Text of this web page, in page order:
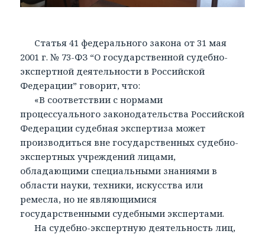
Статья 41 федерального закона от 31 мая
2001 г. № 73-ФЗ “О государственной судебно-
экспертной деятельности в Российской
Федерации” говорит, что:
«В соответствии с нормами
процессуального законодательства Российской
Федерации судебная экспертиза может
производиться вне государственных судебно-
экспертных учреждений лицами,
обладающими специальными знаниями в
области науки, техники, искусства или
ремесла, но не являющимися
государственными судебными экспертами.
На судебно-экспертную деятельность лиц,